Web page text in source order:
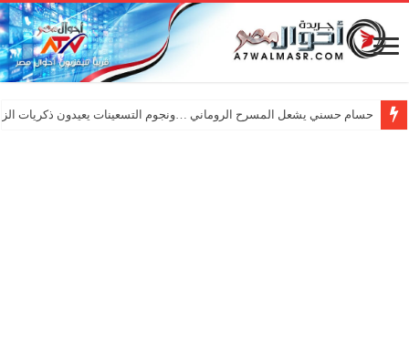
حسام حسني يشعل المسرح الروماني …ونجوم التسعينات يعيدون ذكريات